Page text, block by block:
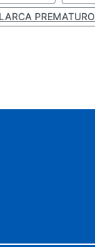
PREMATURO